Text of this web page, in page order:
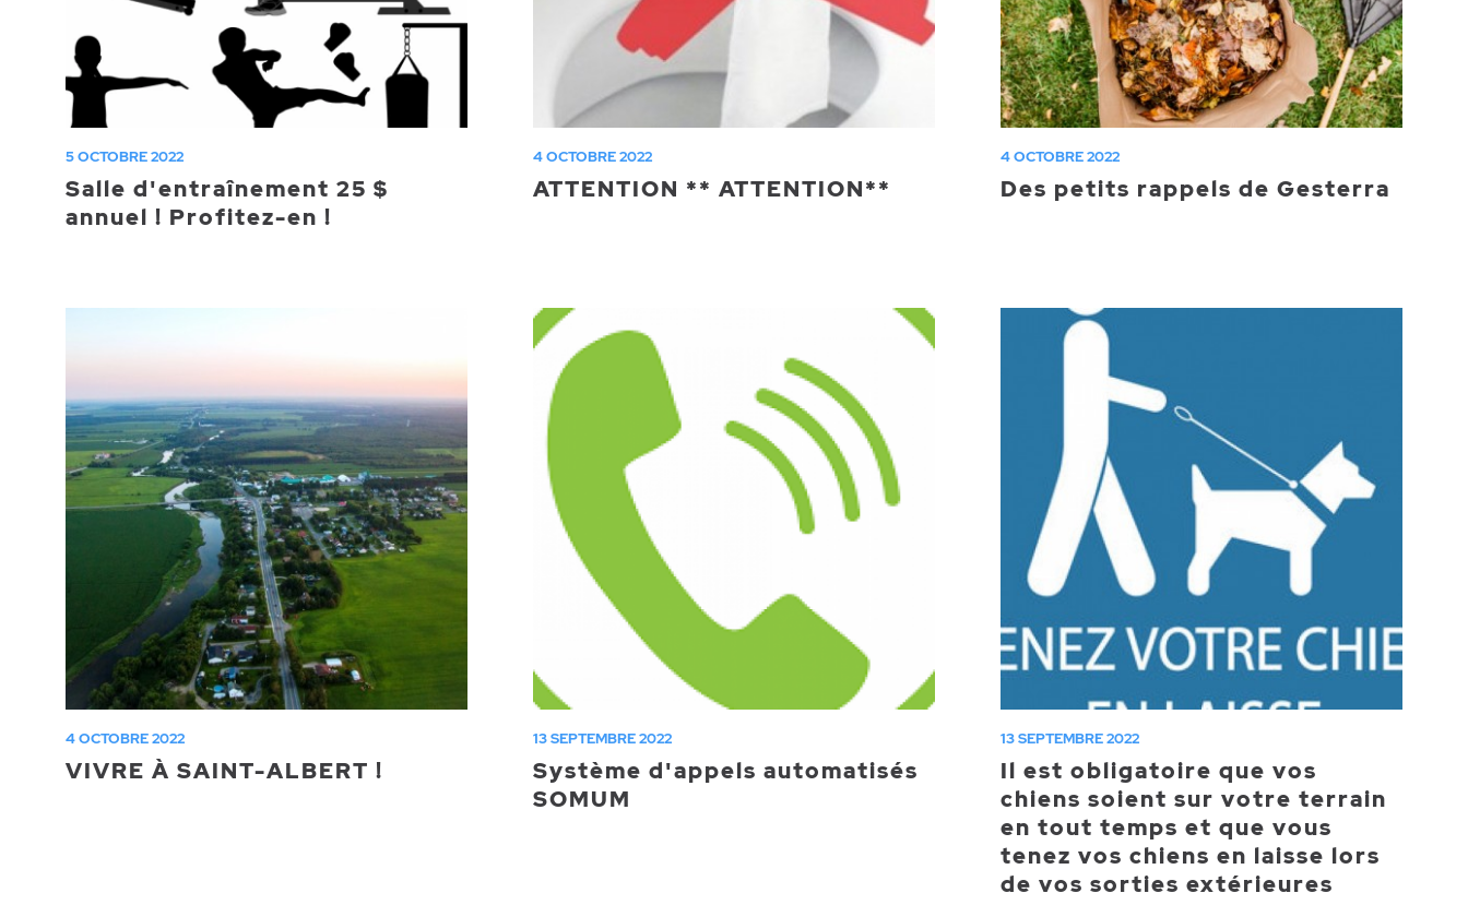
5 OCTOBRE 2022
Salle d'entraînement 25 $
annuel ! Profitez-en !
4 OCTOBRE 2022
ATTENTION ** ATTENTION**
4 OCTOBRE 2022
Des petits rappels de Gesterra
4 OCTOBRE 2022
VIVRE À SAINT-ALBERT !
13 SEPTEMBRE 2022
Système d'appels automatisés
SOMUM
13 SEPTEMBRE 2022
Il est obligatoire que vos
chiens soient sur votre terrain
en tout temps et que vous
tenez vos chiens en laisse lors
de vos sorties extérieures